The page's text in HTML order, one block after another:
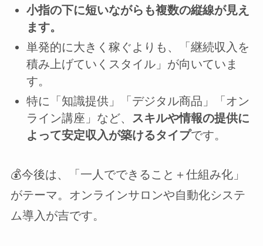
小指の下に短いながらも複数の縦線が見え
ます。
単発的に大きく稼ぐよりも、「継続収入を
積み上げていくスタイル」が向いていま
す。
特に「知識提供」「デジタル商品」「オン
ライン講座」など、
スキルや情報の提供に
よって安定収入が築けるタイプです。
💰今後は、「一人でできること＋仕組み化」
がテーマ。オンラインサロンや自動化システ
ム導入が吉です。